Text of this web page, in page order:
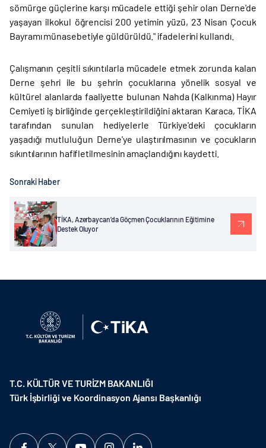
sömürge güçlerine karşı mücadele ettiği şehir olan Derne'de
yaşayan ilkokul öğrencisi 200 yetimin yüzü, 23 Nisan Çocuk
Bayramı münasebetiyle güldürüldü." ifadelerini kullandı.
Çalışmanın çeşitli sıkıntılarla mücadele etmek zorunda kalan
Derne şehri ile bu şehrin çocuklarına yönelik sosyal ve
kültürel alanlarda faaliyette bulunan Nahda (Kalkınma) Hayır
Cemiyeti iş birliğinde gerçekleştirildiğini aktaran Karaca, TİKA
tarafından sunulan hediyelerle Türkiye'deki çocukların
yaşadığı mutluluğun Derne'ye ulaştırılmasının ve çocukların
sıkıntılarının hafifletilmesinin amaçlandığını kaydetti.
Sonraki Haber
TİKA, Azerbaycan’da Göçmen Çocuklarının Eğitimine
Destek Oluyor
T.C. KÜLTÜR VE TURİZM BAKANLIĞI
Türk İşbirliği ve Koordinasyon Ajansı Başkanlığı